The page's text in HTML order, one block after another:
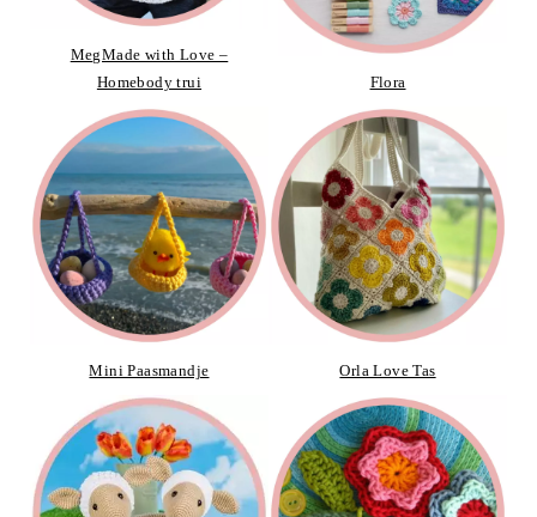
MegMade with Love –
Homebody trui
Flora
Mini Paasmandje Orla Love Tas